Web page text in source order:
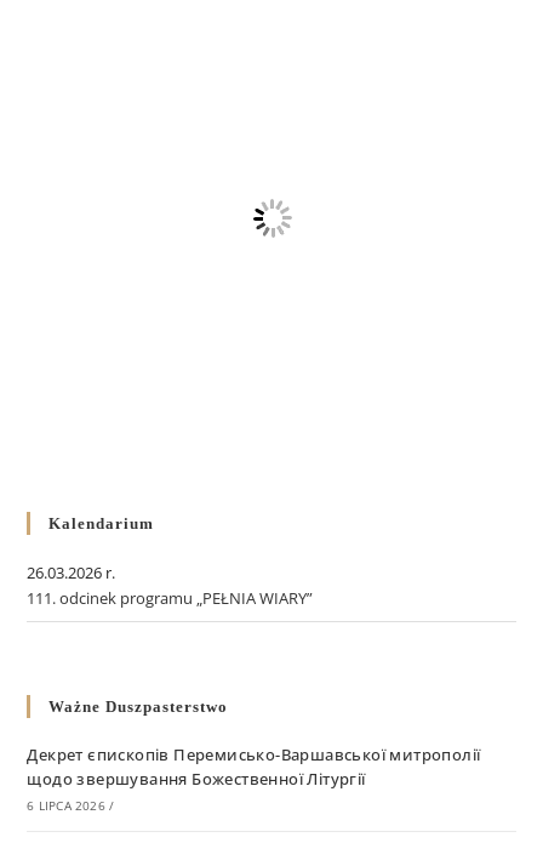
Kalendarium
26.03.2026 r.
111. odcinek programu „PEŁNIA WIARY”
Ważne Duszpasterstwo
Декрет єпископів Перемисько-Варшавської митрополії
щодо звершування Божественної Літургії
6 LIPCA 2026 /